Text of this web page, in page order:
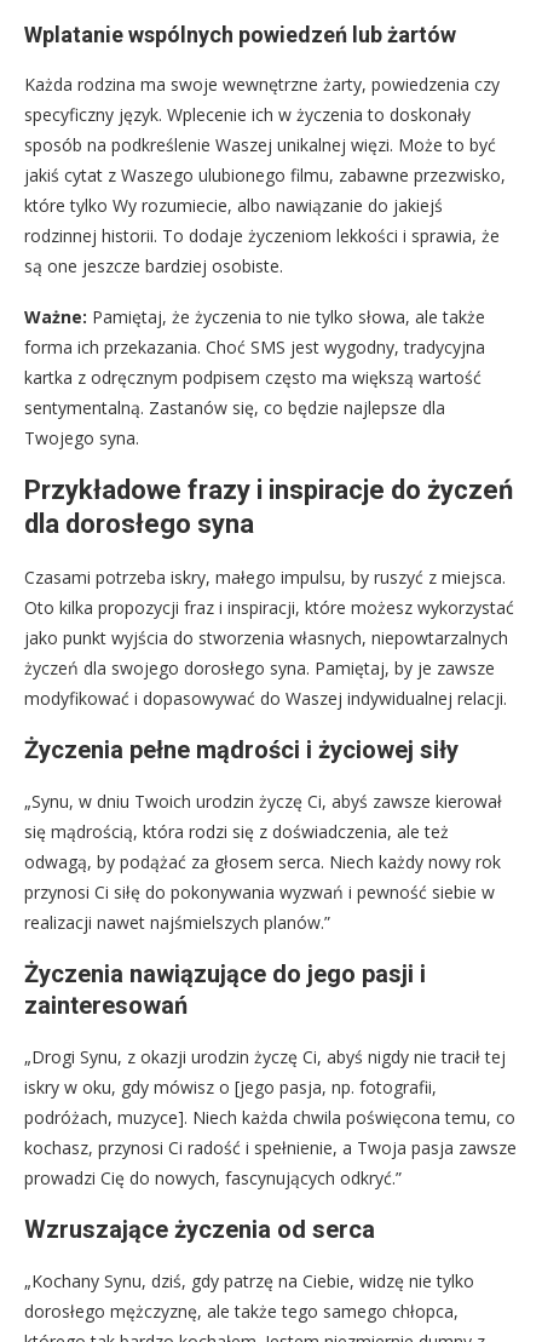
Wplatanie wspólnych powiedzeń lub żartów
Każda rodzina ma swoje wewnętrzne żarty, powiedzenia czy
specyficzny język. Wplecenie ich w życzenia to doskonały
sposób na podkreślenie Waszej unikalnej więzi. Może to być
jakiś cytat z Waszego ulubionego filmu, zabawne przezwisko,
które tylko Wy rozumiecie, albo nawiązanie do jakiejś
rodzinnej historii. To dodaje życzeniom lekkości i sprawia, że
są one jeszcze bardziej osobiste.
Ważne: Pamiętaj, że życzenia to nie tylko słowa, ale także
forma ich przekazania. Choć SMS jest wygodny, tradycyjna
kartka z odręcznym podpisem często ma większą wartość
sentymentalną. Zastanów się, co będzie najlepsze dla
Twojego syna.
Przykładowe frazy i inspiracje do życzeń
dla dorosłego syna
Czasami potrzeba iskry, małego impulsu, by ruszyć z miejsca.
Oto kilka propozycji fraz i inspiracji, które możesz wykorzystać
jako punkt wyjścia do stworzenia własnych, niepowtarzalnych
życzeń dla swojego dorosłego syna. Pamiętaj, by je zawsze
modyfikować i dopasowywać do Waszej indywidualnej relacji.
Życzenia pełne mądrości i życiowej siły
„Synu, w dniu Twoich urodzin życzę Ci, abyś zawsze kierował
się mądrością, która rodzi się z doświadczenia, ale też
odwagą, by podążać za głosem serca. Niech każdy nowy rok
przynosi Ci siłę do pokonywania wyzwań i pewność siebie w
realizacji nawet najśmielszych planów.”
Życzenia nawiązujące do jego pasji i
zainteresowań
„Drogi Synu, z okazji urodzin życzę Ci, abyś nigdy nie tracił tej
iskry w oku, gdy mówisz o [jego pasja, np. fotografii,
podróżach, muzyce]. Niech każda chwila poświęcona temu, co
kochasz, przynosi Ci radość i spełnienie, a Twoja pasja zawsze
prowadzi Cię do nowych, fascynujących odkryć.”
Wzruszające życzenia od serca
„Kochany Synu, dziś, gdy patrzę na Ciebie, widzę nie tylko
dorosłego mężczyznę, ale także tego samego chłopca,